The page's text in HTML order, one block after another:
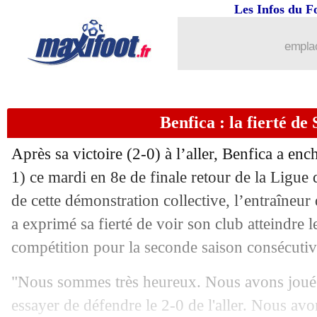
Les Infos du
Benfica : la fierté de
Après sa victoire (2-0) à l’aller, Benfica a
1) ce mardi en 8e de finale retour de la Ligue
de cette démonstration collective,
a exprimé sa fierté de voir son club atteindre
compétition pour la seconde saison
"Nous sommes très heureux. Nous avons
essayer de défendre le 2-0 de l'aller. Nous
: Deschamps, la mise au point
08/03 EdF (f): Diacre contre-attaque !
: pas de Neymar, pas grave pour
08/03 Bayern-PSG : Thierry Henry mise
08/03 LdC: Chelsea rejoint un cercle fermé
08/03 Bayern: "au revoir", Müller
08/03 VIDEO: la célébration de CR7... sur